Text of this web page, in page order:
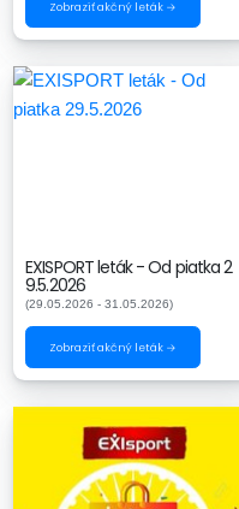
Zobraziť akčný leták →
EXISPORT leták - Od piatka 2
9.5.2026
(29.05.2026 - 31.05.2026)
Zobraziť akčný leták →